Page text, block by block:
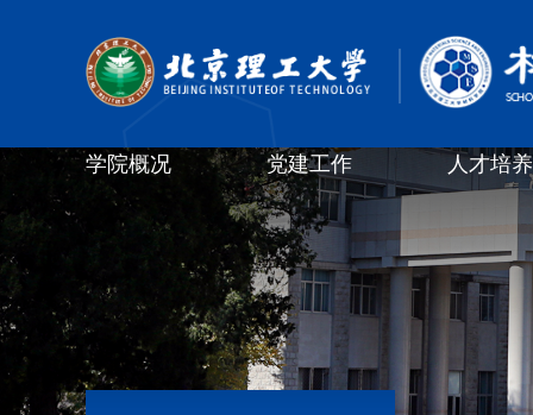
学院概况 党建工作 人才培养